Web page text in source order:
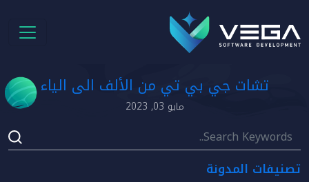
تشات جي بي تي من الألف الى الياء
مايو 03, 2023
تصنيفات المدونة